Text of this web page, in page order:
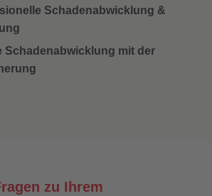
Schadenabwicklung &
Schadenabwicklung mit der
zu Ihrem